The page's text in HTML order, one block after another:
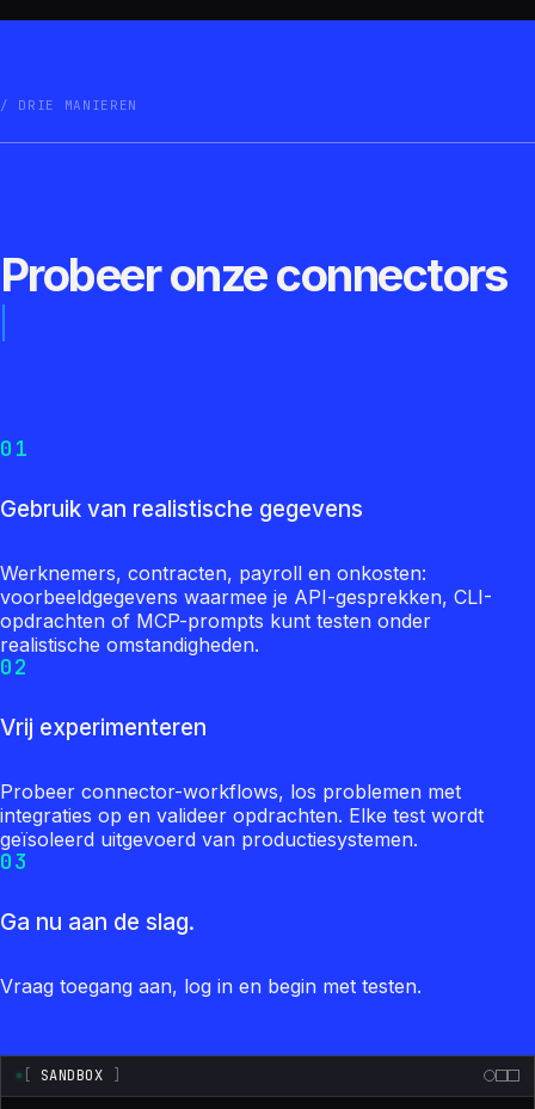
DRIE MANIEREN
Probeer onze connectors
01
Gebruik van realistische gegevens
Werknemers, contracten, payroll en onkosten:
voorbeeldgegevens waarmee je API-gesprekken, CLI-
opdrachten of MCP-prompts kunt testen onder
realistische omstandigheden.
02
Vrij experimenteren
Probeer connector-workflows, los problemen met
integraties op en valideer opdrachten. Elke test wordt
geïsoleerd uitgevoerd van productiesystemen.
03
Ga nu aan de slag.
Vraag toegang aan, log in en begin met testen.
SANDBOX